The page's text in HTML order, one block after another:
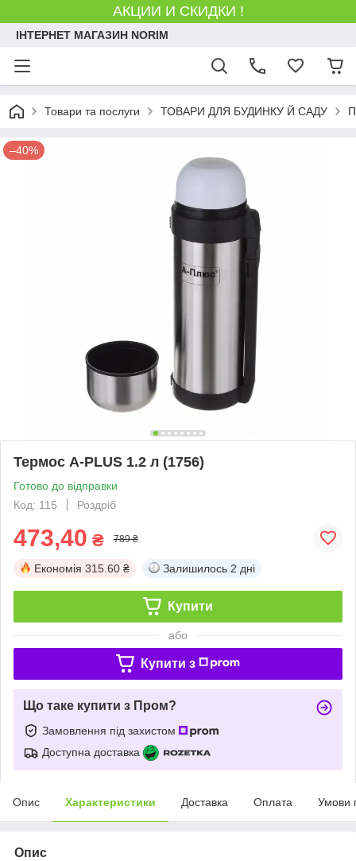
АКЦИИ И СКИДКИ !
ІНТЕРНЕТ МАГАЗИН NORIM
Товари та послуги ТОВАРИ ДЛЯ БУДИНКУ Й САДУ
–40%
Термос A-PLUS 1.2 л (1756)
Готово до відправки
Код: 115
Роздріб
473,40 ₴ 789 ₴
Економія 315.60 ₴ Залишилось 2 дні
Купити
або
Купити з
Що таке купити з Пром?
Замовлення під захистом
Доступна доставка
Опис Характеристики Доставка Оплата Умови
Опис